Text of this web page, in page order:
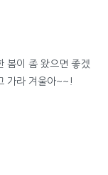
봄이 좀 왔으면 좋겠
가라 겨울아~~!